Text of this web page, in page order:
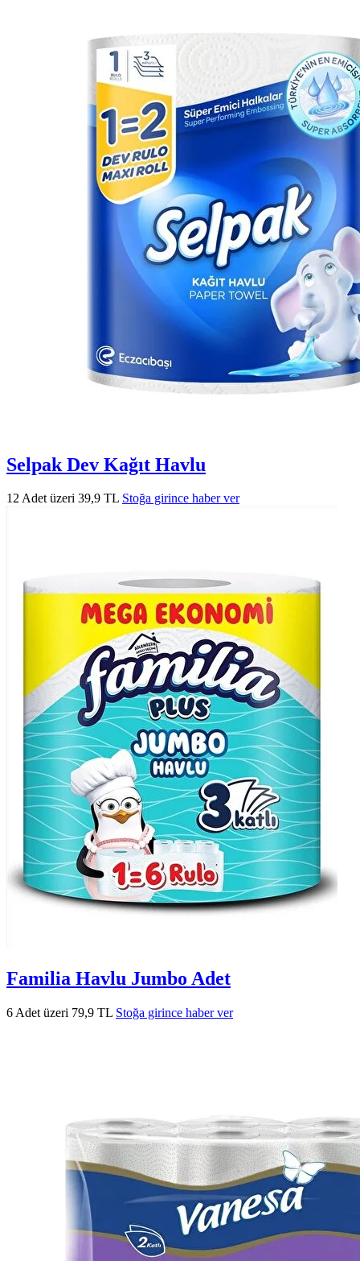
Selpak Dev Kağıt Havlu
12 Adet üzeri 39,9 TL Stoğa girince haber ver
Familia Havlu Jumbo Adet
6 Adet üzeri 79,9 TL Stoğa girince haber ver